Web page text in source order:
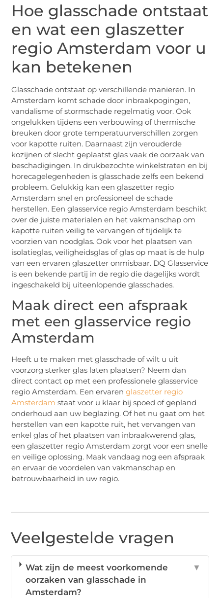
Hoe glasschade ontstaat
en wat een glaszetter
regio Amsterdam voor u
kan betekenen
Glasschade ontstaat op verschillende manieren. In
Amsterdam komt schade door inbraakpogingen,
vandalisme of stormschade regelmatig voor. Ook
ongelukken tijdens een verbouwing of thermische
breuken door grote temperatuurverschillen zorgen
voor kapotte ruiten. Daarnaast zijn verouderde
kozijnen of slecht geplaatst glas vaak de oorzaak van
beschadigingen. In drukbezochte winkelstraten en bij
horecagelegenheden is glasschade zelfs een bekend
probleem. Gelukkig kan een glaszetter regio
Amsterdam snel en professioneel de schade
herstellen. Een glasservice regio Amsterdam beschikt
over de juiste materialen en het vakmanschap om
kapotte ruiten veilig te vervangen of tijdelijk te
voorzien van noodglas. Ook voor het plaatsen van
isolatieglas, veiligheidsglas of glas op maat is de hulp
van een ervaren glaszetter onmisbaar. DQ Glasservice
is een bekende partij in de regio die dagelijks wordt
ingeschakeld bij uiteenlopende glasschades.
Maak direct een afspraak
met een glasservice regio
Amsterdam
Heeft u te maken met glasschade of wilt u uit
voorzorg sterker glas laten plaatsen? Neem dan
direct contact op met een professionele glasservice
regio Amsterdam. Een ervarenglaszetter regio
Amsterdam staat voor u klaar bij spoed of gepland
onderhoud aan uw beglazing. Of het nu gaat om het
herstellen van een kapotte ruit, het vervangen van
enkel glas of het plaatsen van inbraakwerend glas,
een glaszetter regio Amsterdam zorgt voor een snelle
en veilige oplossing. Maak vandaag nog een afspraak
en ervaar de voordelen van vakmanschap en
betrouwbaarheid in uw regio.
Veelgestelde vragen
Wat zijn de meest voorkomende
oorzaken van glasschade in
Amsterdam?
▼